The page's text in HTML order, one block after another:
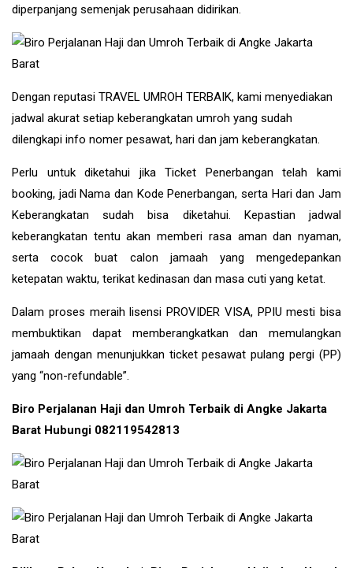
diperpanjang semenjak perusahaan didirikan.
Dengan reputasi TRAVEL UMROH TERBAIK, kami menyediakan
jadwal akurat setiap keberangkatan umroh yang sudah
dilengkapi info nomer pesawat, hari dan jam keberangkatan.
Perlu untuk diketahui jika Ticket Penerbangan telah kami
booking, jadi Nama dan Kode Penerbangan, serta Hari dan Jam
Keberangkatan sudah bisa diketahui. Kepastian jadwal
keberangkatan tentu akan memberi rasa aman dan nyaman,
serta cocok buat calon jamaah yang mengedepankan
ketepatan waktu, terikat kedinasan dan masa cuti yang ketat.
Dalam proses meraih lisensi PROVIDER VISA, PPIU mesti bisa
membuktikan dapat memberangkatkan dan memulangkan
jamaah dengan menunjukkan ticket pesawat pulang pergi (PP)
yang “non-refundable”.
Biro Perjalanan Haji dan Umroh Terbaik di Angke Jakarta
Barat Hubungi 082119542813